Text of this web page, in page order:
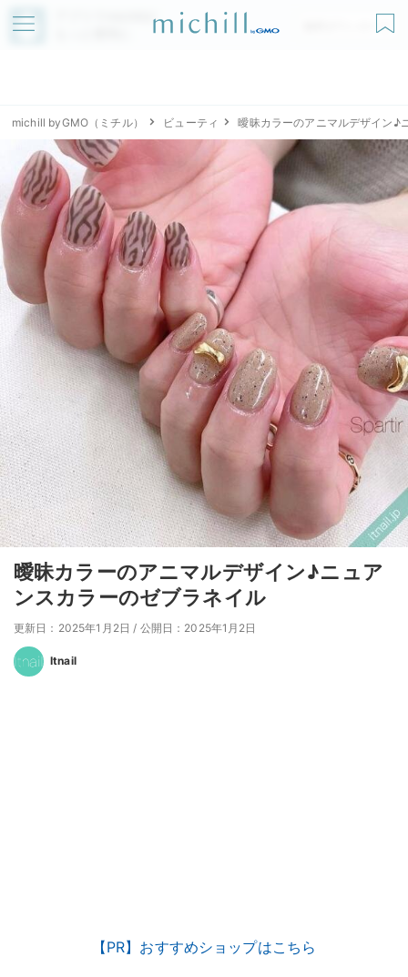
アプリでmichillが
無料ダウンロード
michill byGMO（ミチル） ビューティ 曖昧カラーのアニマルデザイン♪
曖昧カラーのアニマルデザイン♪ニュア
ンスカラーのゼブラネイル
更新日：2025年1月2日 / 公開日：2025年1月2日
Itnail
【PR】おすすめショップはこちら